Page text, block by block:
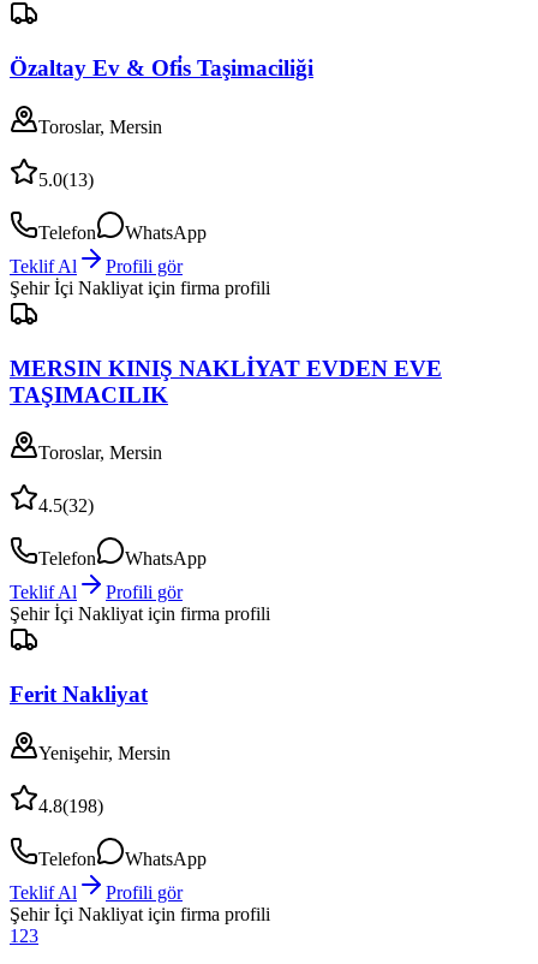
Özaltay Ev & Ofi̇s Taşimaciliği
Toroslar, Mersin
5.0(13)
Telefon
WhatsApp
Teklif Al
Profili gör
Şehir İçi Nakliyat için firma profili
MERSIN KINIŞ NAKLİYAT EVDEN EVE
TAŞIMACILIK
Toroslar, Mersin
4.5(32)
Telefon
WhatsApp
Teklif Al
Profili gör
Şehir İçi Nakliyat için firma profili
Ferit Nakliyat
Yenişehir, Mersin
4.8(198)
Telefon
WhatsApp
Teklif Al
Profili gör
Şehir İçi Nakliyat için firma profili
1 23